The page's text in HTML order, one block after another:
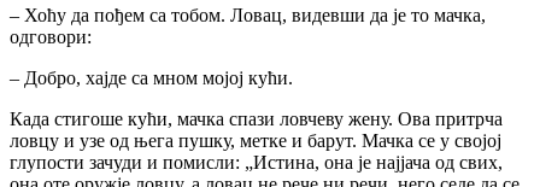
– Хоћу да пођем са тобом. Ловац, видевши да је то мачка,
одговори:
– Добро, хајде са мном мојој кући.
Када стигоше кући, мачка спази ловчеву жену. Ова притрча
ловцу и узе од њега пушку, метке и барут. Мачка се у својој
глупости зачуди и помисли: „Истина, она је најјача од свих,